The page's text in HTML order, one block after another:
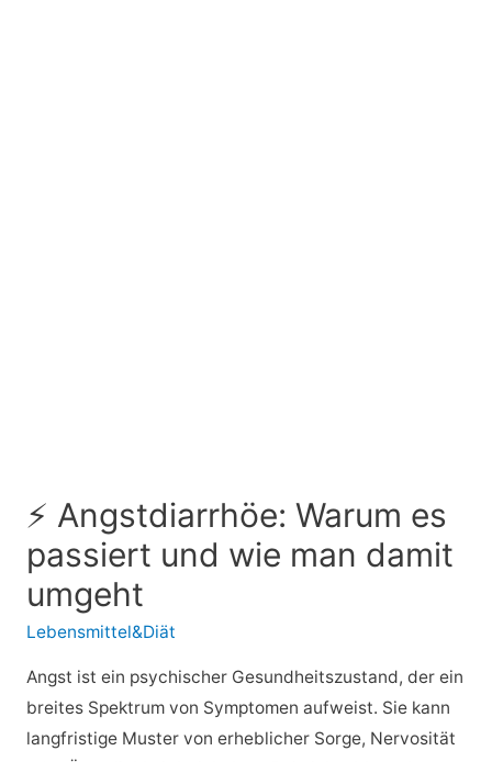
⚡ Angstdiarrhöe: Warum es
passiert und wie man damit
umgeht
Lebensmittel&Diät
Angst ist ein psychischer Gesundheitszustand, der ein
breites Spektrum von Symptomen aufweist. Sie kann
langfristige Muster von erheblicher Sorge, Nervosität